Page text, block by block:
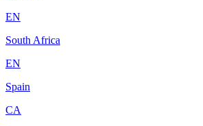
EN
South Africa
EN
Spain
CA